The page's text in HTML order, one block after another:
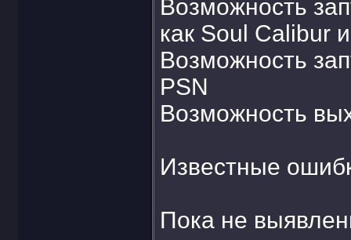
Возможность
как Soul Calibur
Возможность
PSN
Возможность
Известные
Пока не